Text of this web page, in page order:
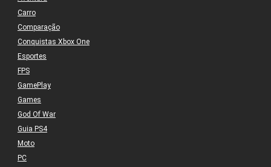
Carro
Comparação
Conquistas Xbox One
Esportes
FPS
GamePlay
Games
God Of War
Guia PS4
Moto
PC